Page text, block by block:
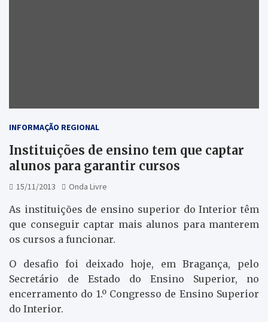
INFORMAÇÃO REGIONAL
Instituições de ensino tem que captar
alunos para garantir cursos
15/11/2013 Onda Livre
As instituições de ensino superior do Interior têm
que conseguir captar mais alunos para manterem
os cursos a funcionar.
O desafio foi deixado hoje, em Bragança, pelo
Secretário de Estado do Ensino Superior, no
encerramento do 1.º Congresso de Ensino Superior
do Interior.